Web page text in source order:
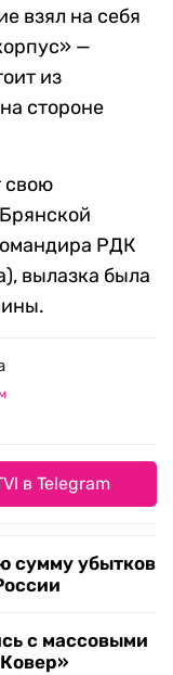
взял на себя
—
из
стороне
свою
РДК
вылазка была
в Telegram
сумму убытков
с массовыми